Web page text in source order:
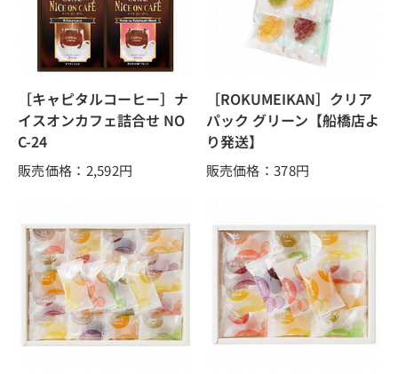
［キャピタルコーヒー］ナ
イスオンカフェ詰合せ NO
C-24
販売価格：2,592円
［ROKUMEIKAN］クリア
パック グリーン【船橋店よ
り発送】
販売価格：378円